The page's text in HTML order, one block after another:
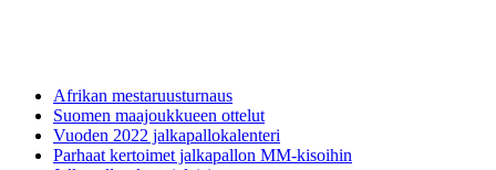
Afrikan mestaruusturnaus
Suomen maajoukkueen ottelut
Vuoden 2022 jalkapallokalenteri
Parhaat kertoimet jalkapallon MM-kisoihin